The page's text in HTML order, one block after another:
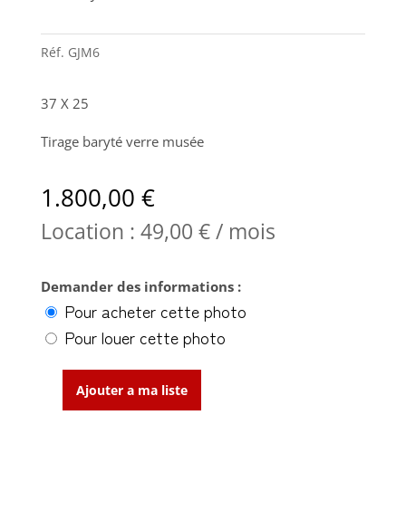
Réf. GJM6
37 X 25
Tirage baryté verre musée
1.800,00 €
Location : 49,00 €/ mois
Demander des informations :
Pour acheter cette photo
Pour louer cette photo
quantitéAjouter a ma liste